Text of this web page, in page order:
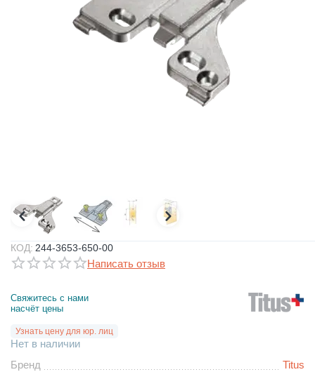
КОД: 244-3653-650-00
Написать отзыв
Свяжитесь с нами
насчёт цены
Узнать цену для юр. лиц
Нет в наличии
Бренд
Titus